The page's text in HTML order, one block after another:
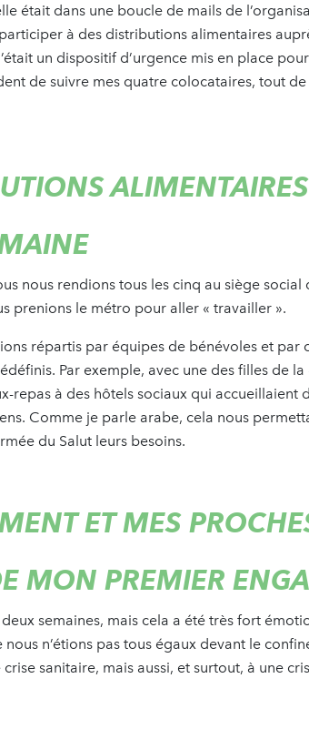
était dans une boucle de mails de
à des distributions alimentaires
un dispositif d’urgence mis en place
de suivre mes quatre colocataires, tout
nous rendions tous les cinq au siège social
prenions le métro pour aller « travailler ».
répartis par équipes de bénévoles et par
Par exemple, avec une des filles de la
repas à des hôtels sociaux qui accueillaient
Comme je parle arabe, cela nous
du Salut leurs besoins.
ET MES
MON PREMIER
semaines, mais cela a été très fort
n’étions pas tous égaux devant le
sanitaire, mais aussi, et surtout, à une